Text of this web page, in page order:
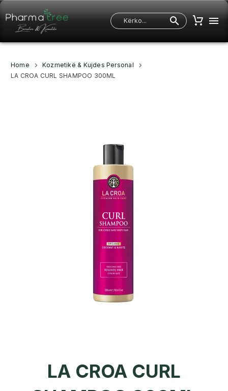
Home
Kozmetikë & Kujdes Personal
LA CROA CURL SHAMPOO 300ML
LA CROA CURL